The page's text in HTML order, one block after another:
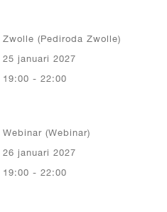
Zwolle (Pediroda Zwolle)
25 januari 2027
19:00 - 22:00
Webinar (Webinar)
26 januari 2027
19:00 - 22:00